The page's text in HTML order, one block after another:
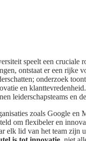
speelt een cruciale
ontstaat er een rijke
onderzoek
en
leiderschapsteams en
zoals Google en
om flexibeler en
elk lid van het team zijn